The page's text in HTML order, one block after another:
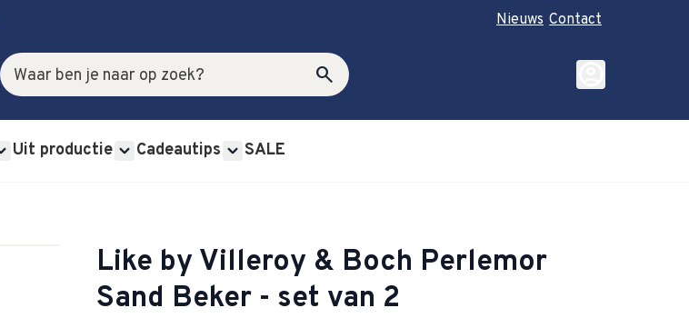
Nieuws Contact
Zoek
search
Uit productie Cadeautips SALE
account_circle
Like by Villeroy & Boch Perlemor
Sand Beker - set van 2